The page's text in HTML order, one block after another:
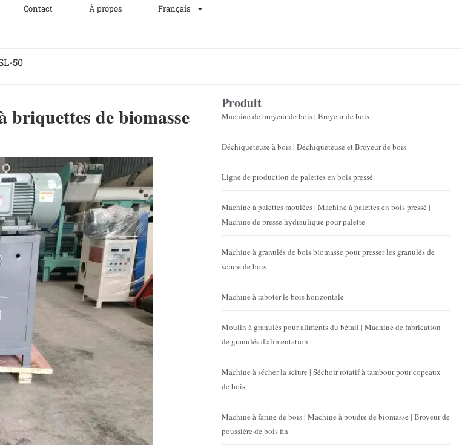
Contact À propos Français
50
briquettes de biomasse
Produit
Machine de broyeur de bois | Broyeur de bois
Déchiqueteuse à bois | Déchiqueteuse et Broyeur de bois
Ligne de production de palettes en bois pressé
Machine à palettes moulées | Machine à palettes en bois pressé |
Machine de presse hydraulique pour palette
Machine à granulés de bois biomasse pour presser les granulés de
sciure de bois
Machine à raboter le bois horizontale
Moulin à granulés pour aliments du bétail | Machine de fabrication
de granulés d'alimentation
Machine à sécher la sciure | Séchoir rotatif à tambour pour copeaux
de bois
Machine à farine de bois | Machine à poudre de biomasse | Broyeur de
poussière de bois fin